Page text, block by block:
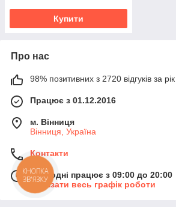
Купити
Про нас
98% позитивних з 2720 відгуків за рік
Працює з 01.12.2016
м. Вінниця
Вінниця, Україна
Контакти
Сьогодні працює з 09:00 до 20:00
Показати весь графік роботи
КНОПКА
ЗВ'ЯЗКУ